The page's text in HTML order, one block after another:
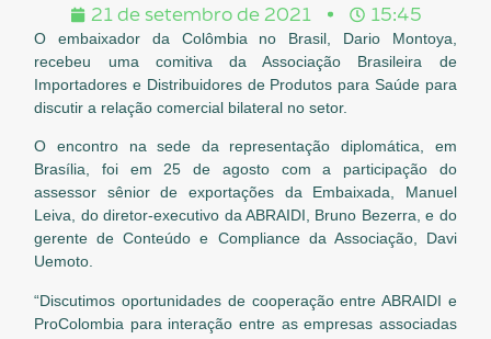
21 de setembro de 2021 15:45
O embaixador da Colômbia no Brasil, Dario Montoya,
recebeu uma comitiva da Associação Brasileira de
Importadores e Distribuidores de Produtos para Saúde para
discutir a relação comercial bilateral no setor.
O encontro na sede da representação diplomática, em
Brasília, foi em 25 de agosto com a participação do
assessor sênior de exportações da Embaixada, Manuel
Leiva, do diretor-executivo da ABRAIDI, Bruno Bezerra, e do
gerente de Conteúdo e Compliance da Associação, Davi
Uemoto.
“Discutimos oportunidades de cooperação entre ABRAIDI e
ProColombia para interação entre as empresas associadas